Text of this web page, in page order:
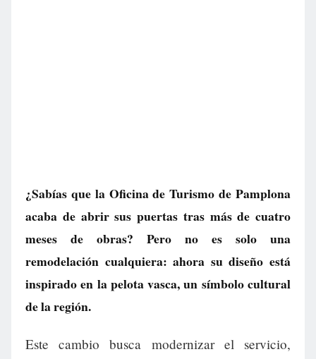
¿Sabías que la Oficina de Turismo de Pamplona
acaba de abrir sus puertas tras más de cuatro
meses de obras? Pero no es solo una
remodelación cualquiera: ahora su diseño está
inspirado en la pelota vasca, un símbolo cultural
de la región.
Este cambio busca modernizar el servicio,